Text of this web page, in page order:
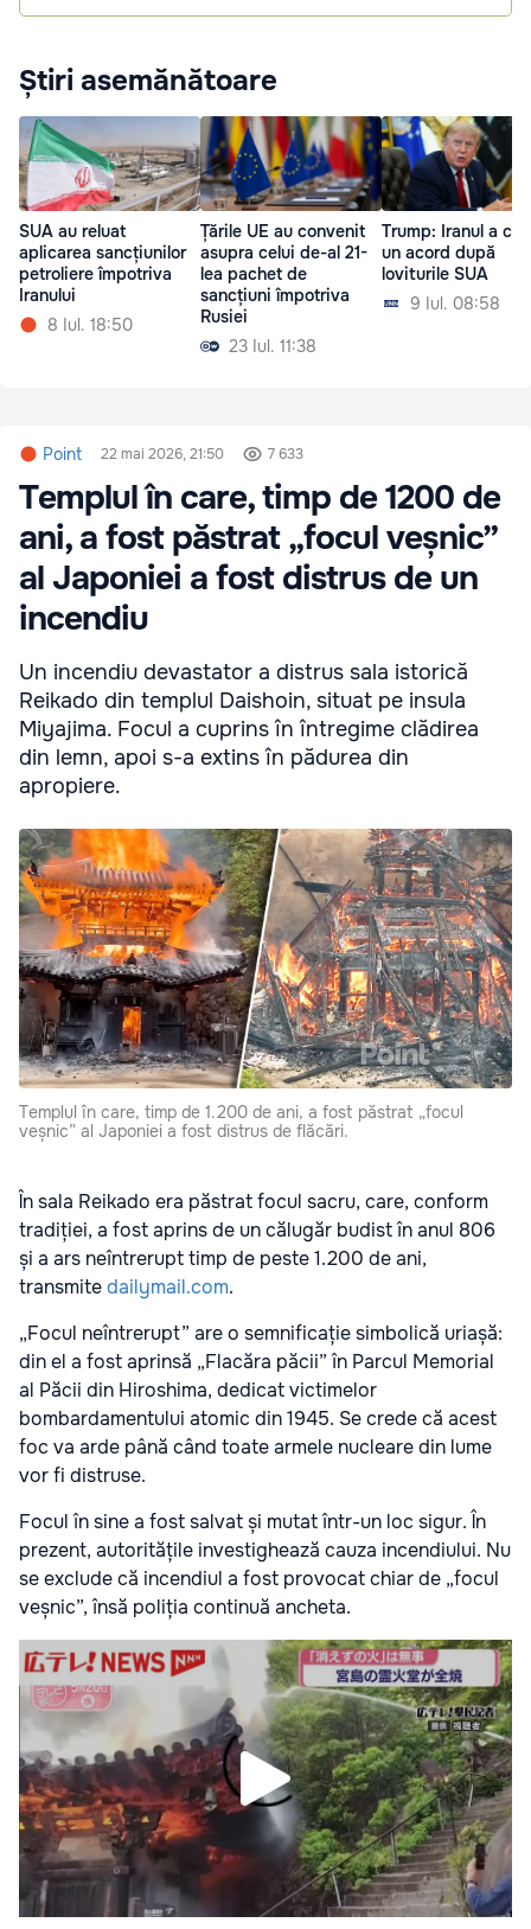
Știri asemănătoare
SUA au reluat
aplicarea sancțiunilor
petroliere împotriva
Iranului
8 Iul. 18:50
Țările UE au convenit
asupra celui de-al 21-
lea pachet de
sancțiuni împotriva
Rusiei
23 Iul. 11:38
Trump: Iranul a
un acord după
loviturile SUA
9 Iul. 08:58
Point 22 mai 2026, 21:50 7 633
Templul în care, timp de 1200 de
ani, a fost păstrat „focul veșnic”
al Japoniei a fost distrus de un
incendiu
Un incendiu devastator a distrus sala istorică
Reikado din templul Daishoin, situat pe insula
Miyajima. Focul a cuprins în întregime clădirea
din lemn, apoi s-a extins în pădurea din
apropiere.
Templul în care, timp de 1.200 de ani, a fost păstrat „focul
veșnic” al Japoniei a fost distrus de flăcări.
În sala Reikado era păstrat focul sacru, care, conform
tradiției, a fost aprins de un călugăr budist în anul 806
și a ars neîntrerupt timp de peste 1.200 de ani,
transmitedailymail.com.
„Focul neîntrerupt” are o semnificație simbolică uriașă:
din el a fost aprinsă „Flacăra păcii” în Parcul Memorial
al Păcii din Hiroshima, dedicat victimelor
bombardamentului atomic din 1945. Se crede că acest
foc va arde până când toate armele nucleare din lume
vor fi distruse.
Focul în sine a fost salvat și mutat într-un loc sigur. În
prezent, autoritățile investighează cauza incendiului. Nu
se exclude că incendiul a fost provocat chiar de „focul
veșnic”, însă poliția continuă ancheta.